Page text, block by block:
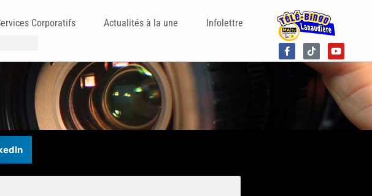
Corporatifs Actualités à la une Infolettre